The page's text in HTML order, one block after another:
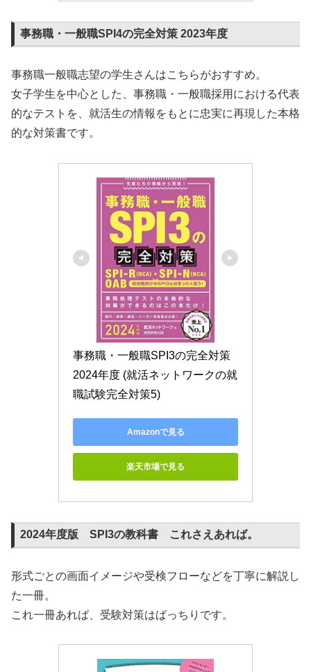
事務職・一般職SPI4の完全対策 2023年度
事務職一般職志望の学生さんはこちらがおすすめ。
女子学生を中心とした、事務職・一般職採用における代表
的なテストを、就活生の情報をもとに忠実に再現した本格
的な対策書です。
事務職・一般職SPI3の完全対策
2024年度 (就活ネットワークの就
職試験完全対策5)
Amazonで見る
楽天市場で見る
2024年度版 SPI3の教科書 これさえあれば。
形式ごとの画面イメージや受検フローなどを丁寧に解説し
た一冊。
これ一冊あれば、受験対策はばっちりです。